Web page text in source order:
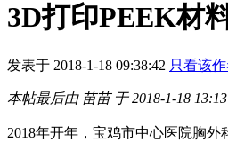
3D打印PEEK材
发表于 2018-1-18 09:38:42 只看该
本帖最后由 苗苗 于 2018-1-18
2018年开年，宝鸡市中心医院胸